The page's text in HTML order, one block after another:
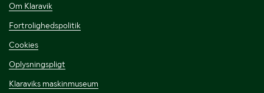
Om Klaravik
Fortrolighedspolitik
Cookies
Oplysningspligt
Klaraviks maskinmuseum